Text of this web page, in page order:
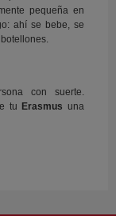
pequeña en
ahí se bebe, se
con suerte.
tu Erasmus una